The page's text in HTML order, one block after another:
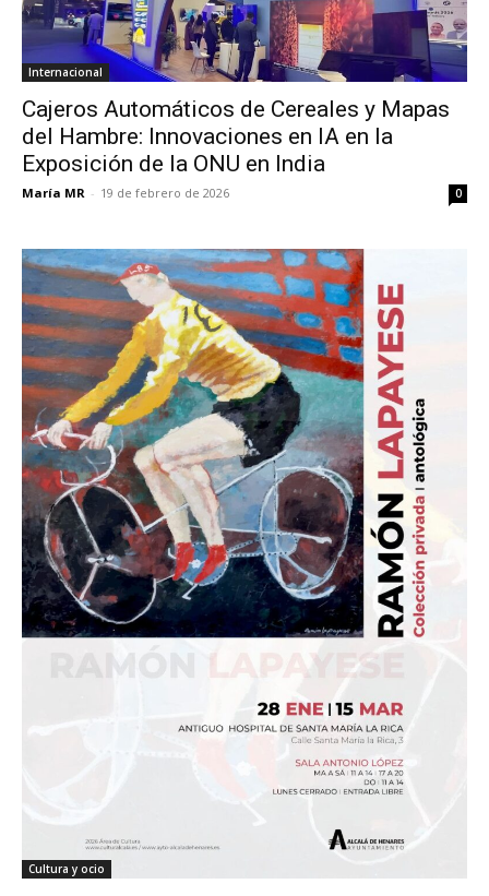
Internacional
Cajeros Automáticos de Cereales y Mapas
del Hambre: Innovaciones en IA en la
Exposición de la ONU en India
María MR - 19 de febrero de 2026 0
Cultura y ocio